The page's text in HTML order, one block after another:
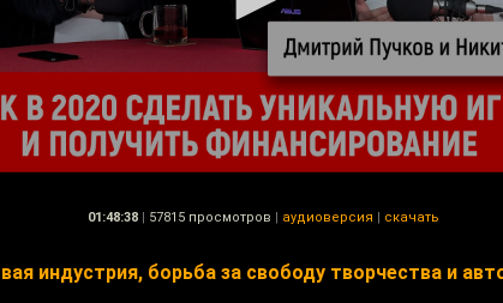
01:48:38 | 57815 просмотров | аудиоверсия | скачать
индустрия, борьба за свободу творчества и